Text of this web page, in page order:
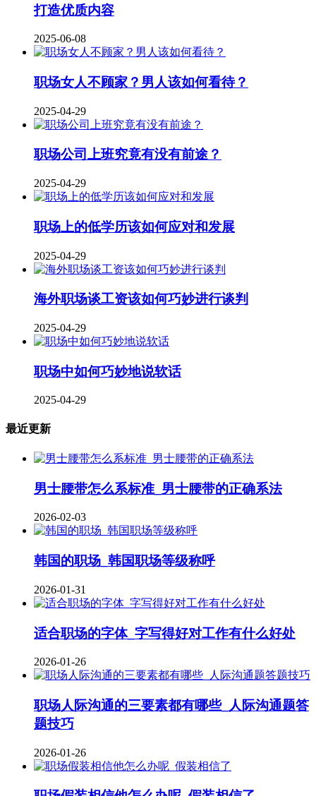
打造优质内容
2025-06-08
职场女人不顾家？男人该如何看待？
2025-04-29
职场公司上班究竟有没有前途？
2025-04-29
职场上的低学历该如何应对和发展
2025-04-29
海外职场谈工资该如何巧妙进行谈判
2025-04-29
职场中如何巧妙地说软话
2025-04-29
最近更新
男士腰带怎么系标准_男士腰带的正确系法
2026-02-03
韩国的职场_韩国职场等级称呼
2026-01-31
适合职场的字体_字写得好对工作有什么好处
2026-01-26
职场人际沟通的三要素都有哪些_人际沟通题答
题技巧
2026-01-26